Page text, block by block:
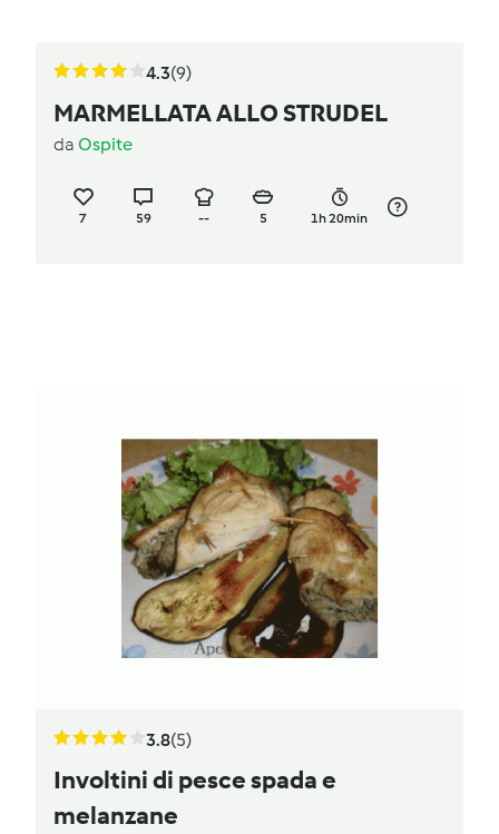
4.3(9)
MARMELLATA ALLO STRUDEL
da Ospite
7 59 -- 5 1h 20min
3.8(5)
Involtini di pesce spada e
melanzane